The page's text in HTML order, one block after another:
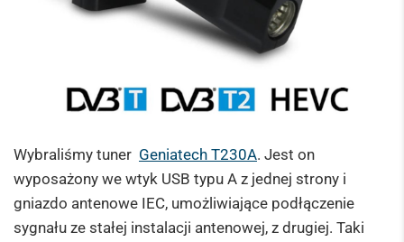
Wybraliśmy tuner Geniatech T230A. Jest on
wyposażony we wtyk USB typu A z jednej strony i
gniazdo antenowe IEC, umożliwiające podłączenie
sygnału ze stałej instalacji antenowej, z drugiej. Taki